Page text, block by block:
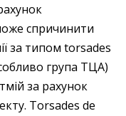
спричинити
за типом torsades
група ТЦА)
за рахунок
Torsades de